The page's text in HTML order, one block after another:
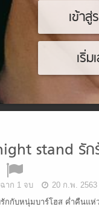
เข้าสู่
เริ่ม
stand รัก
าก 1 จบ
20 ก.พ. 2563
กกับหนุ่มบาร์โฮส ค่ำคืนแห่